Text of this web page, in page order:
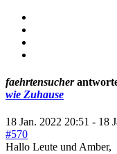
faehrtensucher
wie Zuhause
18 Jan. 2022 20:51 - 18
#570
Hallo Leute und Amber,